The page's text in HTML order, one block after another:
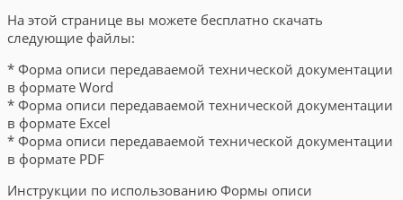
На этой странице вы можете бесплатно скачать
следующие файлы:
* Форма описи передаваемой технической документации
в формате Word
* Форма описи передаваемой технической документации
в формате Excel
* Форма описи передаваемой технической документации
в формате PDF
Инструкции по использованию Формы описи